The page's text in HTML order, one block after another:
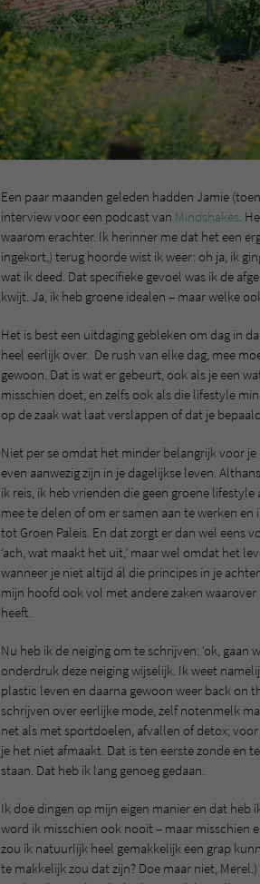
Een paar maanden geleden hadden Jamie
interview voor een podcast van Mindshakes.
waarom erachter. Ik herinner me dat het een
ingekort,) terug hoorde wist ik weer: oh ja, ik
wat ik deed. Dat specifieke gevoel was ik de
kwijt. Ja, ik heb groene idealen – maar welke
Het is best een uitdaging gebleken om dag in
heel eerlijk over. De rush van elke dag, mee
gewoon. Dat is wat er gebeurt, ook als je een
misschien doet, en zelfs ook als die lifestyle
op de zaak wat laat verslappen of dat je
Niet per se omdat het minder belangrijk voor
even aanwezig zijn in je dagelijkse leven.
ik reis, ik heb vrienden die geen groene
mee te delen of om er samen aan te werken
tot Groen Paleis. En dat zorgt er dan wel eens
‘ach, wat maakt het uit,’ maar wel omdat het
wanneer je niet altijd ál die principes in je
mijn hoofd ook vol met andere zaken
heeft.
Nu heb ik de neiging om te schrijven: ‘ok, gaan
onderdruk deze neiging wijselijk. Ik weet
plastic leven en daarna gewoon weer back on
schrijven over eerlijke mode, zelf notenmelk
net als met sportdoelen, afvallen of detox;
je het niet afmaakt. Dat is ten eerste zonde en
staan. Dat heb ik lang genoeg gedaan.
Ik doe dingen op mijn eigen manier en dat heb
word ik misschien ook nooit – maar misschien
zou ik natuurlijk heel gemakkelijk een grap
te makkelijk zou dat zijn? Doe maar niet,